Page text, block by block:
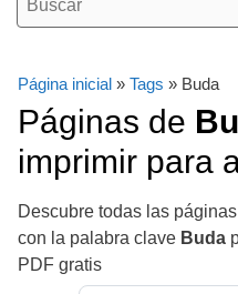
Página inicial » Tags » Buda
Páginas de
imprimir para
Descubre todas las
con la palabra clave Buda
PDF gratis